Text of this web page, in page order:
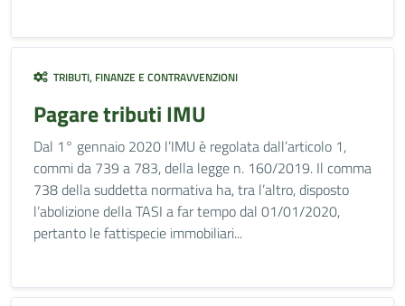
TRIBUTI, FINANZE E CONTRAVVENZIONI
Pagare tributi IMU
Dal 1° gennaio 2020 l’IMU è regolata dall’articolo 1,
commi da 739 a 783, della legge n. 160/2019. Il comma
738 della suddetta normativa ha, tra l’altro, disposto
l’abolizione della TASI a far tempo dal 01/01/2020,
pertanto le fattispecie immobiliari...